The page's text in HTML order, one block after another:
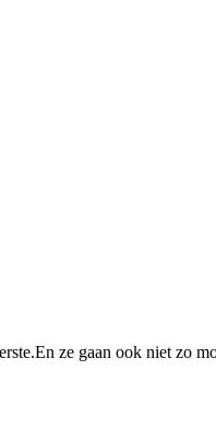
ze gaan ook niet zo